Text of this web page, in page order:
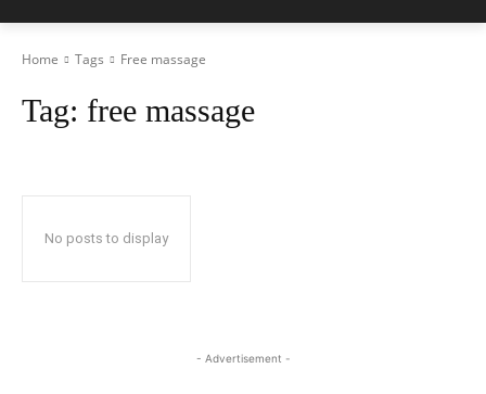
Home Tags Free massage
Tag: free massage
No posts to display
- Advertisement -